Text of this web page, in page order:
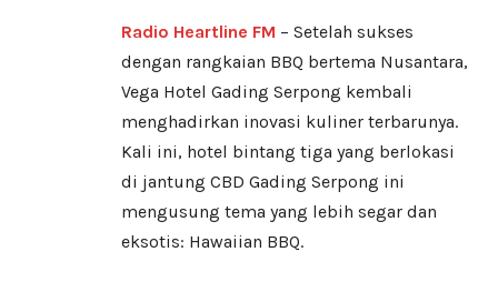
Radio Heartline FM – Setelah sukses
dengan rangkaian BBQ bertema Nusantara,
Vega Hotel Gading Serpong kembali
menghadirkan inovasi kuliner terbarunya.
Kali ini, hotel bintang tiga yang berlokasi
di jantung CBD Gading Serpong ini
mengusung tema yang lebih segar dan
eksotis: Hawaiian BBQ.